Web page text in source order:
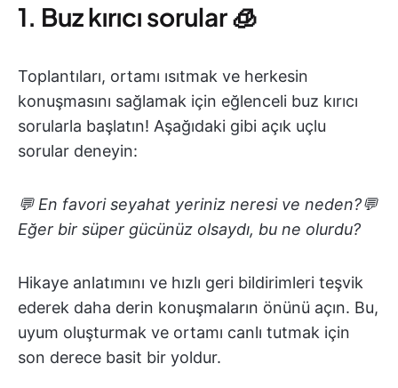
1. Buz kırıcı sorular 🧊
Toplantıları, ortamı ısıtmak ve herkesin
konuşmasını sağlamak için eğlenceli buz kırıcı
sorularla başlatın! Aşağıdaki gibi açık uçlu
sorular deneyin:
💬 En favori seyahat yeriniz neresi ve neden?💬
Eğer bir süper gücünüz olsaydı, bu ne olurdu?
Hikaye anlatımını ve hızlı geri bildirimleri teşvik
ederek daha derin konuşmaların önünü açın. Bu,
uyum oluşturmak ve ortamı canlı tutmak için
son derece basit bir yoldur.